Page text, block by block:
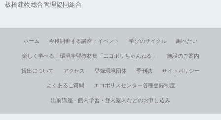
板橋建物総合管理協同組合
ホーム 今後開催する講座・イベント 学びのサイクル 調べたい
楽しく学べる！環境学習教材集「エコポリちゃんねる」 施設のご案内
貸出について アクセス 登録環境団体 季刊誌 サイトポリシー
よくあるご質問 エコポリスセンター各種登録制度
出前講座・館内学習・館内案内などのお申し込み